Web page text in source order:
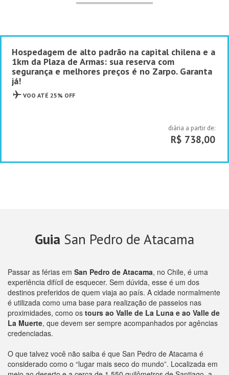
Hospedagem de alto padrão na capital chilena e a
1km da Plaza de Armas: sua reserva com
segurança e melhores preços é no Zarpo. Garanta
já!
VOO ATÉ 25% OFF
diária a partir de:
R$ 738,00
Guia San Pedro de Atacama
Passar as férias em San Pedro de Atacama, no Chile, é uma
experiência difícil de esquecer. Sem dúvida, esse é um dos
destinos preferidos de quem viaja ao país. A cidade normalmente
é utilizada como uma base para realização de passeios nas
proximidades, como os tours ao Valle de La Luna e ao Valle de
La Muerte, que devem ser sempre acompanhados por agências
credenciadas.
O que talvez você não saiba é que San Pedro de Atacama é
considerado como o “lugar mais seco do mundo”. Localizada em